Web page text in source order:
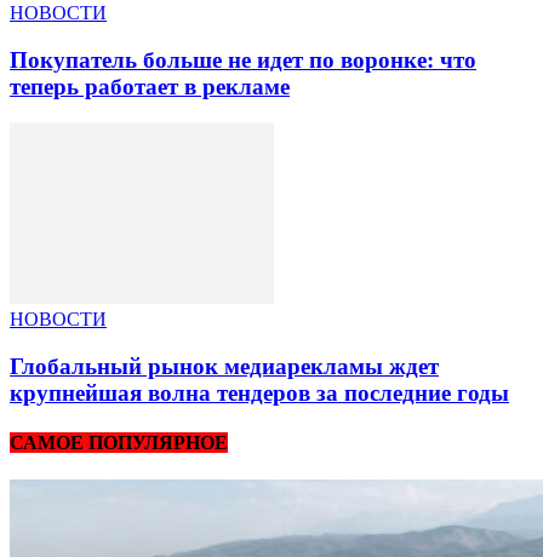
НОВОСТИ
Покупатель больше не идет по воронке: что
теперь работает в рекламе
НОВОСТИ
Глобальный рынок медиарекламы ждет
крупнейшая волна тендеров за последние годы
САМОЕ ПОПУЛЯРНОЕ